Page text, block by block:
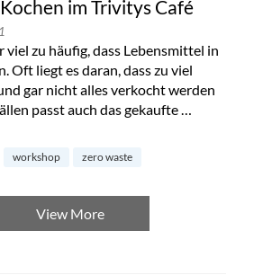
im Trivitys Café
viel zu häufig, dass Lebensmittel in
Oft liegt es daran, dass zu viel
gar nicht alles verkocht werden
passt auch das gekaufte …
im Trivitys Café“
workshop zero waste
View More